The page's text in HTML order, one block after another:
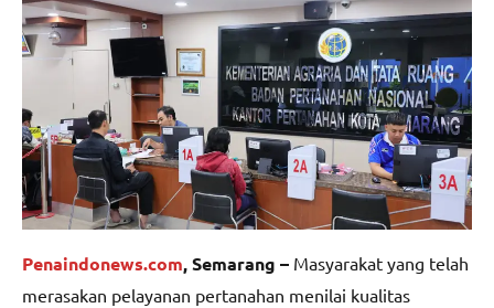
Penaindonews.com, Semarang – Masyarakat yang telah
merasakan pelayanan pertanahan menilai kualitas